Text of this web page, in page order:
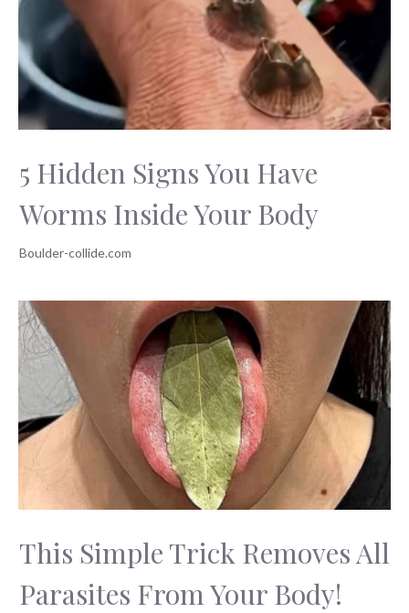
5 Hidden Signs You Have
Worms Inside Your Body
This Simple Trick Removes All
Parasites From Your Body!